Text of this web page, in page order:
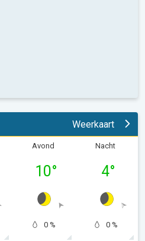
Weerkaart
Avond
10°
0 %
Nacht
4°
0 %